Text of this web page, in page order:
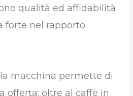
qualità ed affidabilità
forte nel rapporto
macchina permette di
offerta; oltre al caffè in